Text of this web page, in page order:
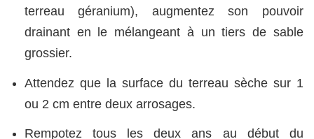
terreau géranium), augmentez son pouvoir
drainant en le mélangeant à un tiers de sable
grossier.
Attendez que la surface du terreau sèche sur 1
ou 2 cm entre deux arrosages.
Rempotez tous les deux ans au début du